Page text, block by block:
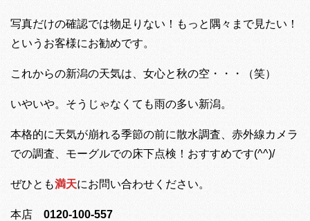
写真だけの確認では物足りない！もっと隅々まで見たい！
というお客様にお勧めです。
これからの新潟の天気は、女心と秋の空・・・（笑）
いやいや。そうじゃなくても雨の多い新潟。
本格的に天気が崩れる季節の前に散水調査、赤外線カメラ
での調査、モーグルでの床下点検！おすすめです(^^)/
ぜひとも満天にお問い合わせください。
本店 0120-100-557